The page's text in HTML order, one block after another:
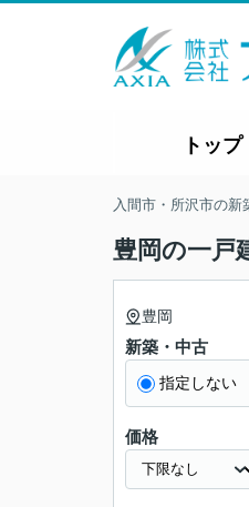
トップ
入間市・所沢市の新
豊岡の一戸
豊岡
新築・中古
指定しない
価格